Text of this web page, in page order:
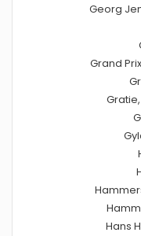
Georg
Grand
Hans